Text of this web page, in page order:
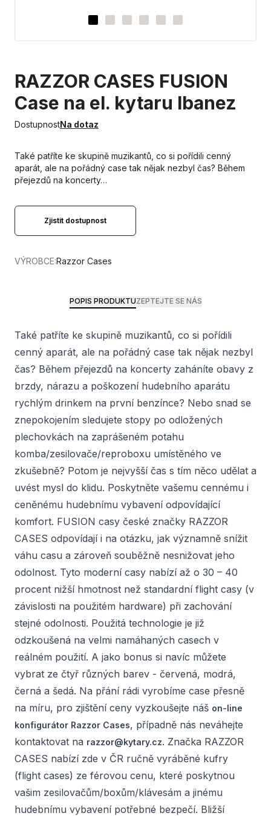
RAZZOR CASES FUSION
Case na el. kytaru Ibanez
DostupnostNa dotaz
Také patříte ke skupině muzikantů, co si pořídili cenný
aparát, ale na pořádný case tak nějak nezbyl čas? Během
přejezdů na koncerty…
Zjistit dostupnost
VÝROBCE:Razzor Cases
POPIS PRODUKTUZEPTEJTE SE NÁS
Také patříte ke skupině muzikantů, co si pořídili
cenný aparát, ale na pořádný case tak nějak nezbyl
čas? Během přejezdů na koncerty zaháníte obavy z
brzdy, nárazu a poškození hudebního aparátu
rychlým drinkem na první benzínce? Nebo snad se
znepokojením sledujete stopy po odložených
plechovkách na zaprášeném potahu
komba/zesilovače/reproboxu umístěného ve
zkušebně? Potom je nejvyšší čas s tím něco udělat a
uvést mysl do klidu. Poskytněte vašemu cennému i
ceněnému hudebnímu vybavení odpovídající
komfort. FUSION casy české značky RAZZOR
CASES odpovídají i na otázku, jak významně snížit
váhu casu a zároveň souběžně nesnižovat jeho
odolnost. Tyto moderní casy nabízí až o 30 – 40
procent nižší hmotnost než standardní flight casy (v
závislosti na použitém hardware) při zachování
stejné odolnosti. Použitá technologie je již
odzkoušená na velmi namáhaných casech v
reálném použití. A jako bonus si navíc můžete
vybrat ze čtyř různých barev - červená, modrá,
černá a šedá. Na přání rádi vyrobíme case přesně
na míru, pro zjištění ceny vyzkoušejte náš on-line
konfigurátor Razzor Cases, případně nás neváhejte
kontaktovat na razzor@kytary.cz. Značka RAZZOR
CASES nabízí zde v ČR ručně vyráběné kufry
(flight cases) ze férovou cenu, které poskytnou
vašim zesilovačům/boxům/klávesám a jinému
hudebnímu vybavení potřebné bezpečí. Bližší